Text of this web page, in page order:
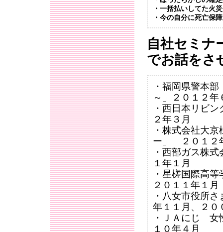
・一括払いしてた火
・今の自分に死亡保
自社セミナ
でお話をさ
・福岡県警本
～」２０１２年
・西日本リビ
２年３月
・株式会社大
ー」 ２０１２
・西部ガス株
１年１月
・星槎国際高
２０１１年１月
・八女市役所
年１１月、２０
・ＪＡにじ 女
１０年４月